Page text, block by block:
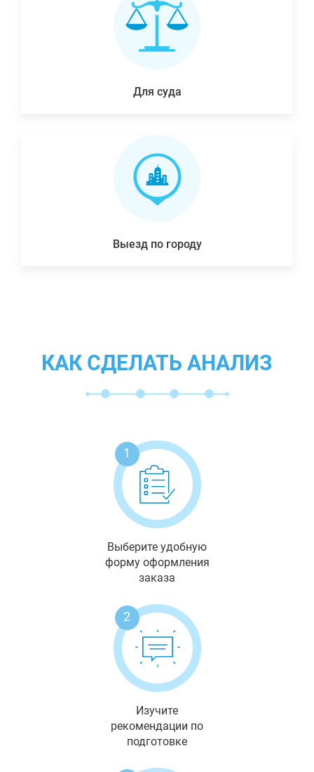
Для суда
Выезд по городу
КАК СДЕЛАТЬ АНАЛИЗ
1
Выберите удобную
форму оформления
заказа
2
Изучите
рекомендации по
подготовке